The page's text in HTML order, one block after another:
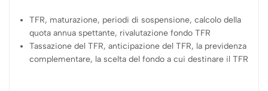
TFR, maturazione, periodi di sospensione, calcolo della
quota annua spettante, rivalutazione fondo TFR
Tassazione del TFR, anticipazione del TFR, la previdenza
complementare, la scelta del fondo a cui destinare il TFR